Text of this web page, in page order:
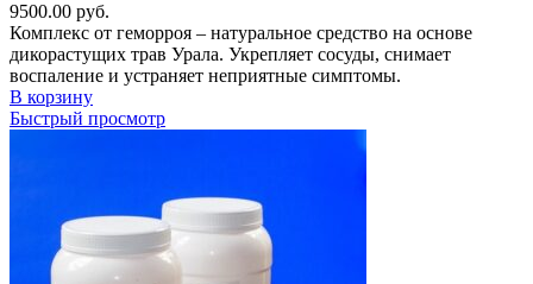
9500.00 руб.
Комплекс от геморроя – натуральное средство на основе
дикорастущих трав Урала. Укрепляет сосуды, снимает
воспаление и устраняет неприятные симптомы.
В корзину
Быстрый просмотр